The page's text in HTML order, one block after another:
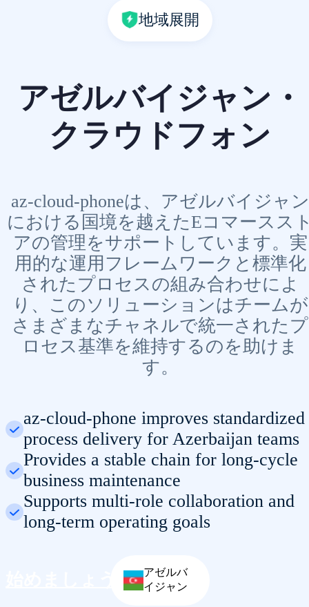
地域展開
アゼルバイジャン・
クラウドフォン
az-cloud-phoneは、アゼルバイジャン
における国境を越えたEコマースス
アの管理をサポートしています。実
用的な運用フレームワークと標準化
されたプロセスの組み合わせによ
り、このソリューションはチームが
さまざまなチャネルで統一されたプ
ロセス基準を維持するのを助けま
す。
az-cloud-phone improves standardized
process delivery for Azerbaijan teams
Provides a stable chain for long-cycle
business maintenance
Supports multi-role collaboration and
long-term operating goals
アゼルバ
イジャン